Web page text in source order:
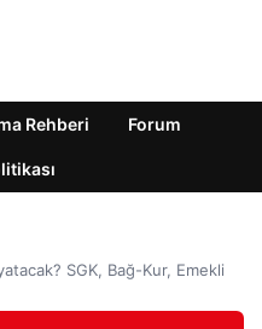
Rehberi Forum
SGK, Bağ-Kur, Emekli